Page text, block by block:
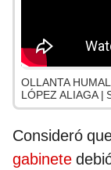
OLLANTA
LÓPEZ ALIAGA |
Consideró
gabinete